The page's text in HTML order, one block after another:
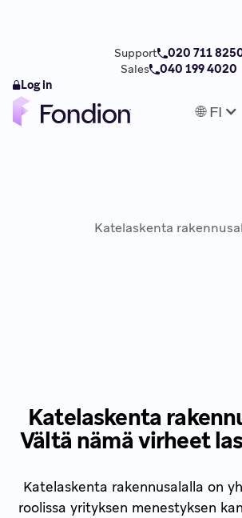
🌐 FI
Support
020 711
Sales
040 199 4020
Log in
Katelaskenta
Katelaskenta
Vältä nämä virheet
Katelaskenta rakennusalalla on
roolissa yrityksen menestyksen